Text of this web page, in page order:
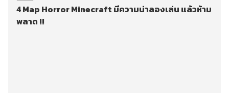
4 Map Horror Minecraft มีความน่าลองเล่น แล้วห้าม
พลาด !!